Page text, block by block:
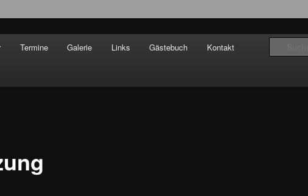
Crew!
Termine Galerie Links Gästebuch Kontakt